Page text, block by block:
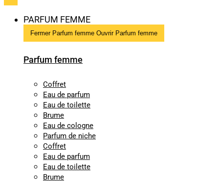
PARFUM FEMME
Fermer Parfum femme Ouvrir Parfum femme
Parfum femme
Coffret
Eau de parfum
Eau de toilette
Brume
Eau de cologne
Parfum de niche
Coffret
Eau de parfum
Eau de toilette
Brume